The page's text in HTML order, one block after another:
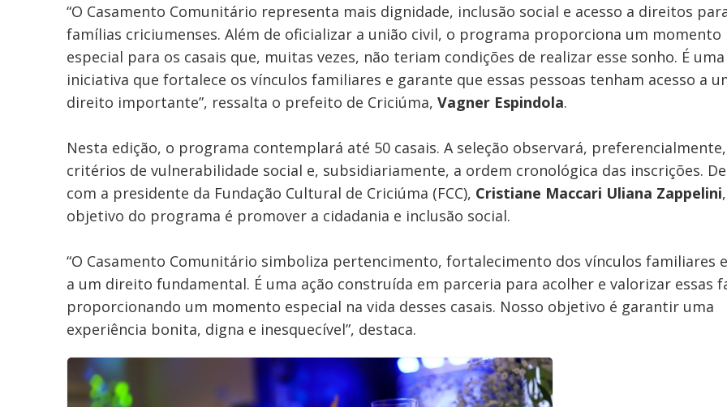
“O Casamento Comunitário representa mais dignidade, inclusão social e acesso a direitos
famílias criciumenses. Além de oficializar a união civil, o programa proporciona um momento
especial para os casais que, muitas vezes, não teriam condições de realizar esse sonho. É uma
iniciativa que fortalece os vínculos familiares e garante que essas pessoas tenham acesso a
direito importante”, ressalta o prefeito de Criciúma, Vagner Espindola.
Nesta edição, o programa contemplará até 50 casais. A seleção observará, preferencialmente,
critérios de vulnerabilidade social e, subsidiariamente, a ordem cronológica das inscrições.
com a presidente da Fundação Cultural de Criciúma (FCC), Cristiane Maccari Uliana Zappelini
objetivo do programa é promover a cidadania e inclusão social.
“O Casamento Comunitário simboliza pertencimento, fortalecimento dos vínculos familiares
a um direito fundamental. É uma ação construída em parceria para acolher e valorizar essas
proporcionando um momento especial na vida desses casais. Nosso objetivo é garantir uma
experiência bonita, digna e inesquecível”, destaca.